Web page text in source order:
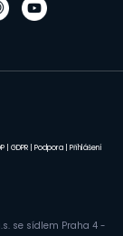
GDPR Podpora Přihlášení
se sídlem Praha 4 -